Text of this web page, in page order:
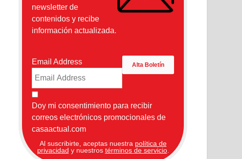
newsletter de
contenidos y recibe
información actualizada.
Email Address
Doy mi consentimiento para recibir
correos electrónicos promocionales de
casaactual.com
Al suscribirte, aceptas nuestra política de
privacidad y nuestros términos de servicio.